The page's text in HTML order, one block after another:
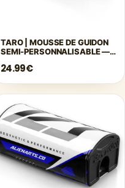
TARO | MOUSSE DE GUIDON
SEMI-PERSONNALISABLE —
24.99€